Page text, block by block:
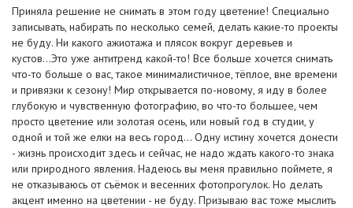
Приняла решение не снимать в этом году цветение! Специально
записывать, набирать по несколько семей, делать какие-то проекты
не буду. Ни какого ажиотажа и плясок вокруг деревьев и
кустов...Это уже антитренд какой-то! Все больше хочется снимать
что-то больше о вас, такое минималистичное, тёплое, вне времени
и привязки к сезону! Мир открывается по-новому, я иду в более
глубокую и чувственную фотографию, во что-то большее, чем
просто цветение или золотая осень, или новый год в студии, у
одной и той же елки на весь город... Одну истину хочется донести
- жизнь происходит здесь и сейчас, не надо ждать какого-то знака
или природного явления. Надеюсь вы меня правильно поймете, я
не отказываюсь от съёмок и весенних фотопрогулок. Но делать
акцент именно на цветении - не буду. Призываю вас тоже мыслить